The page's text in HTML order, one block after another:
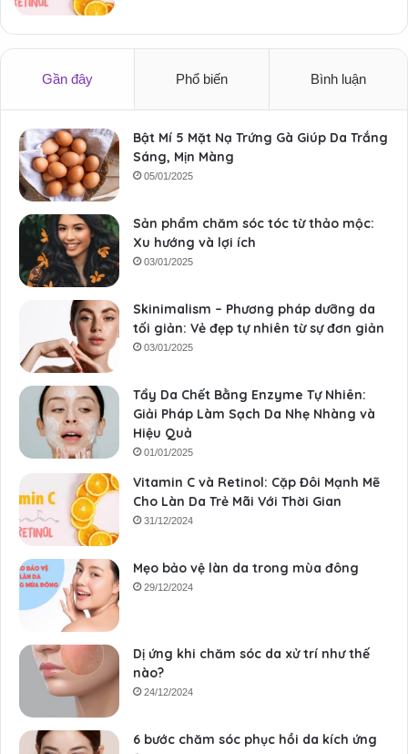
Gần đây Phổ biến Bình luận
Bật Mí 5 Mặt Nạ Trứng Gà Giúp Da Trắng
Sáng, Mịn Màng
05/01/2025
Sản phẩm chăm sóc tóc từ thảo mộc:
Xu hướng và lợi ích
03/01/2025
Skinimalism – Phương pháp dưỡng da
tối giản: Vẻ đẹp tự nhiên từ sự đơn giản
03/01/2025
Tẩy Da Chết Bằng Enzyme Tự Nhiên:
Giải Pháp Làm Sạch Da Nhẹ Nhàng và
Hiệu Quả
01/01/2025
Vitamin C và Retinol: Cặp Đôi Mạnh Mẽ
Cho Làn Da Trẻ Mãi Với Thời Gian
31/12/2024
Mẹo bảo vệ làn da trong mùa đông
29/12/2024
Dị ứng khi chăm sóc da xử trí như thế
nào?
24/12/2024
6 bước chăm sóc phục hồi da kích ứng